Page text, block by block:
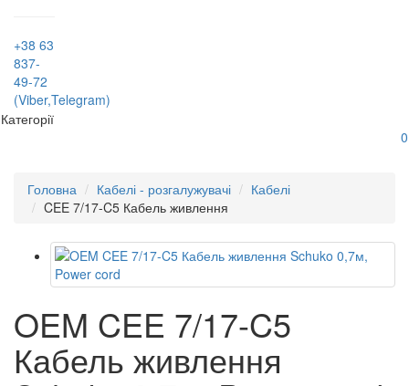
+38 63
837-
49-72
(Viber,Telegram)
Категорії
0
Головна Кабелі - розгалужувачі
Кабелі
CEE 7/17-C5 Кабель живлення
OEM CEE 7/17-C5
Кабель живлення